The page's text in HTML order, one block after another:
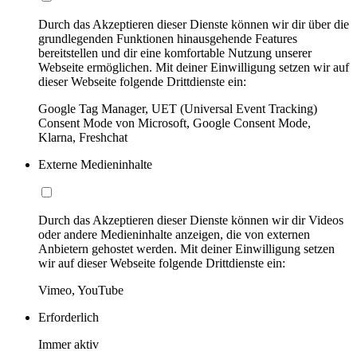
Durch das Akzeptieren dieser Dienste können wir dir über die
grundlegenden Funktionen hinausgehende Features
bereitstellen und dir eine komfortable Nutzung unserer
Webseite ermöglichen. Mit deiner Einwilligung setzen wir auf
dieser Webseite folgende Drittdienste ein:
Google Tag Manager, UET (Universal Event Tracking)
Consent Mode von Microsoft, Google Consent Mode,
Klarna, Freshchat
Externe Medieninhalte
Durch das Akzeptieren dieser Dienste können wir dir Videos
oder andere Medieninhalte anzeigen, die von externen
Anbietern gehostet werden. Mit deiner Einwilligung setzen
wir auf dieser Webseite folgende Drittdienste ein:
Vimeo, YouTube
Erforderlich
Immer aktiv